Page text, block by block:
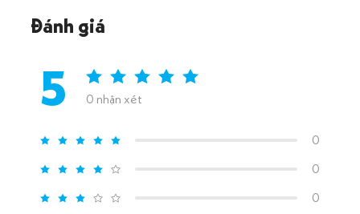
Đánh giá
5 0 nhận xét
0
0
0